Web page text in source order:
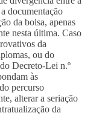
documentação
da bolsa, apenas
nesta última. Caso
da
ou do
Decreto-Lei n.º
às
percurso
alterar a seriação
da